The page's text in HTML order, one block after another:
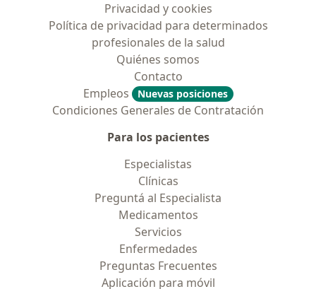
Privacidad y cookies
Política de privacidad para determinados
profesionales de la salud
Quiénes somos
Contacto
Empleos
Nuevas posiciones
Condiciones Generales de Contratación
Para los pacientes
Especialistas
Clínicas
Preguntá al Especialista
Medicamentos
Servicios
Enfermedades
Preguntas Frecuentes
Aplicación para móvil